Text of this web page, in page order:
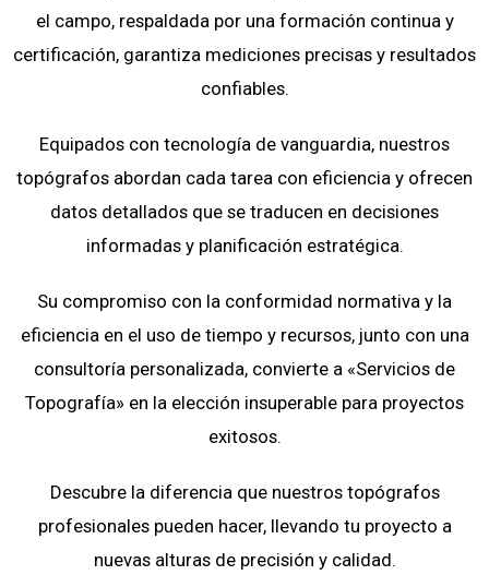
el campo, respaldada por una formación continua y
certificación, garantiza mediciones precisas y resultados
confiables.
Equipados con tecnología de vanguardia, nuestros
topógrafos abordan cada tarea con eficiencia y ofrecen
datos detallados que se traducen en decisiones
informadas y planificación estratégica.
Su compromiso con la conformidad normativa y la
eficiencia en el uso de tiempo y recursos, junto con una
consultoría personalizada, convierte a «Servicios de
Topografía» en la elección insuperable para proyectos
exitosos.
Descubre la diferencia que nuestros topógrafos
profesionales pueden hacer, llevando tu proyecto a
nuevas alturas de precisión y calidad.